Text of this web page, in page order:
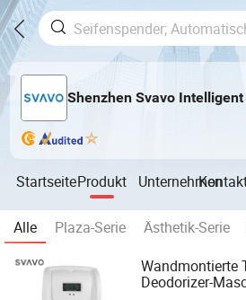
Shenzhen Svavo
StartseiteProdukt Unternehmen
Alle Plaza-Serie Ästhetik-Serie
Wandmontierte
Deodorizer-